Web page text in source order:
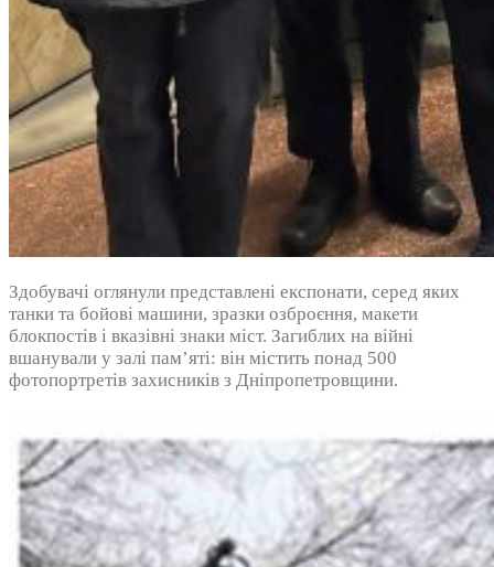
Здобувачі оглянули представлені експонати, серед яких
танки та бойові машини, зразки озброєння, макети
блокпостів і вказівні знаки міст. Загиблих на війні
вшанували у залі пам’яті: він містить понад 500
фотопортретів захисників з Дніпропетровщини.